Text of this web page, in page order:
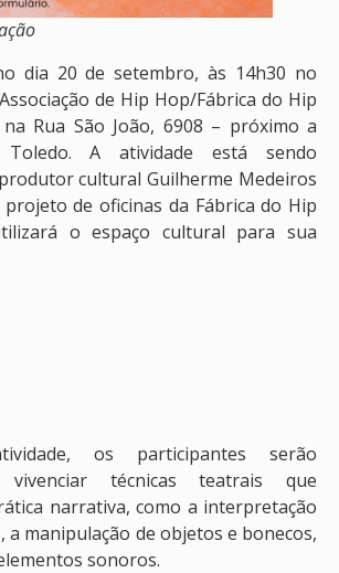
dia 20 de setembro, às 14h30 no
de Hip Hop/Fábrica do Hip
Rua São João, 6908 – próximo a
A atividade está sendo
cultural Guilherme Medeiros
de oficinas da Fábrica do Hip
o espaço cultural para sua
os participantes serão
vivenciar técnicas teatrais que
narrativa, como a interpretação
a manipulação de objetos e bonecos,
sonoros.